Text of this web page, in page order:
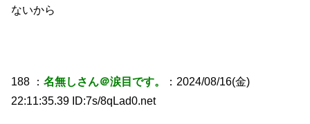
ないから
188 ：名無しさん＠涙目です。
：2024/08/16(金)
22:11:35.39 ID:7s/8qLad0.net